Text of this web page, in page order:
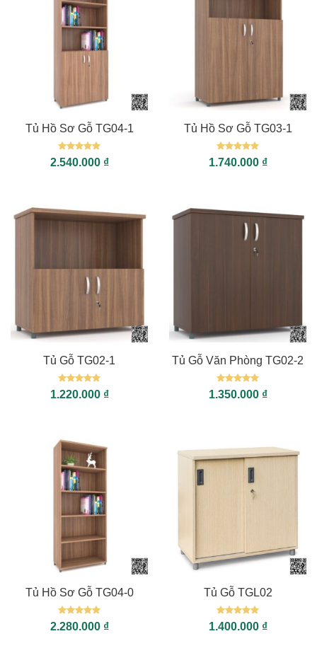
Tủ Hồ Sơ Gỗ TG04-1
Được xếp
hạng55
2.540.000 ₫
Tủ Hồ Sơ Gỗ TG03-1
Được xếp
hạng55
1.740.000 ₫
Tủ Gỗ TG02-1
Được xếp
hạng55
1.220.000 ₫
Tủ Gỗ Văn Phòng TG02-2
Được xếp
hạng55
1.350.000 ₫
Tủ Hồ Sơ Gỗ TG04-0
Được xếp
hạng55
2.280.000 ₫
Tủ Gỗ TGL02
Được xếp
hạng55
1.400.000 ₫